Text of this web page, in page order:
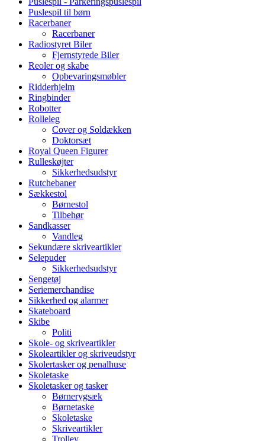
Puslespil til børn
Racerbaner
Racerbaner
Radiostyret Biler
Fjernstyrede Biler
Reoler og skabe
Opbevaringsmøbler
Ridderhjelm
Ringbinder
Robotter
Rolleleg
Cover og Soldækken
Doktorsæt
Royal Queen Figurer
Rulleskøjter
Sikkerhedsudstyr
Rutchebaner
Sækkestol
Børnestol
Tilbehør
Sandkasser
Vandleg
Sekundære skriveartikler
Selepuder
Sikkerhedsudstyr
Sengetøj
Seriemerchandise
Sikkerhed og alarmer
Skateboard
Skibe
Politi
Skole- og skriveartikler
Skoleartikler og skriveudstyr
Skolertasker og penalhuse
Skoletaske
Skoletasker og tasker
Børnerygsæk
Børnetaske
Skoletaske
Skriveartikler
Trolley